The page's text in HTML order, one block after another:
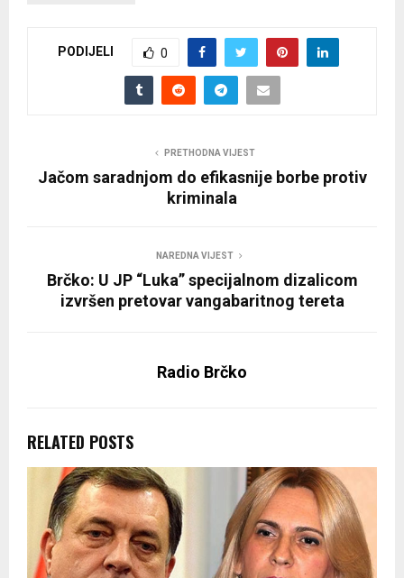
PODIJELI 0
PRETHODNA VIJEST
Jačom saradnjom do efikasnije borbe protiv
kriminala
NAREDNA VIJEST
Brčko: U JP “Luka” specijalnom dizalicom
izvršen pretovar vangabaritnog tereta
Radio Brčko
RELATED POSTS